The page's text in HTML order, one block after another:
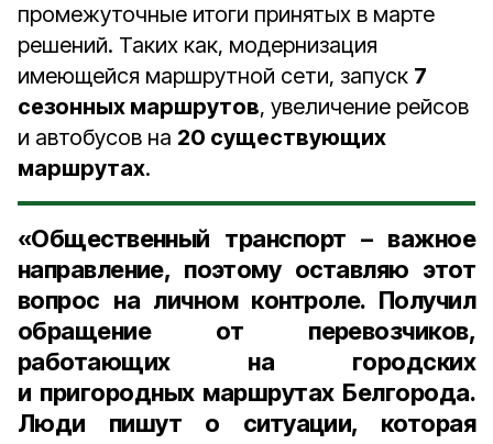
промежуточные итоги принятых в марте
решений. Таких как, модернизация
имеющейся маршрутной сети, запуск 7
сезонных маршрутов, увеличение рейсов
и автобусов на 20 существующих
маршрутах.
«Общественный транспорт – важное
направление, поэтому оставляю этот
вопрос на личном контроле. Получил
обращение от перевозчиков,
работающих на городских
и пригородных маршрутах Белгорода.
Люди пишут о ситуации, которая